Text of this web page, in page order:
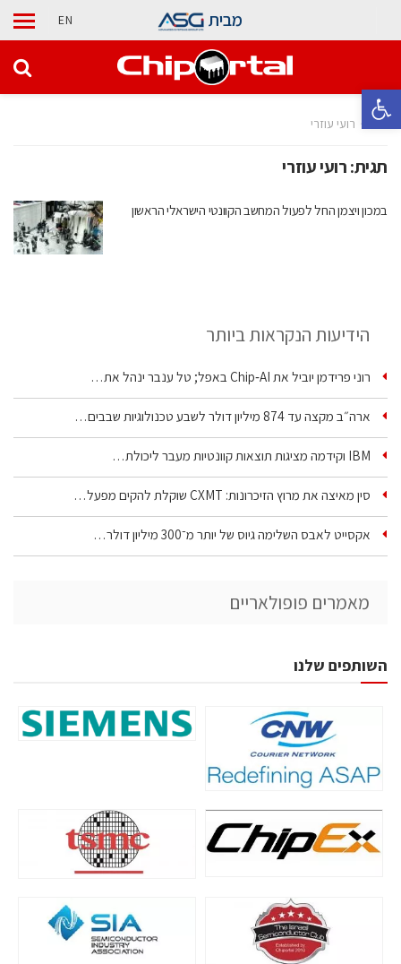
פתח סרגל נגישות
מבית EN
בית רועי עוזרי
תגית:רועי עוזרי
במכון ויצמן החל לפעול המחשב הקוונטי הישראלי הראשון
הידיעות הנקראות ביותר
רוני פרידמן יוביל את Chip‑AI באפל; טל ענבר ינהל את…
ארה״ב מקצה עד 874 מיליון דולר לשבע טכנולוגיות שבבים…
IBM וקידמה מציגות תוצאות קוונטיות מעבר ליכולת…
סין מאיצה את מרוץ הזיכרונות: CXMT שוקלת להקים מפעל…
אקסייט לאבס השלימה גיוס של יותר מ־300 מיליון דולר…
מאמרים פופולאריים
השותפים שלנו